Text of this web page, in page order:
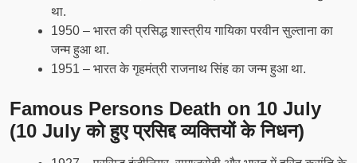
था.
1950 – भारत की प्रसिद्ध शास्त्रीय गायिका परवीन सुल्ताना का
जन्म हुआ था.
1951 – भारत के गृहमंत्री राजनाथ सिंह का जन्म हुआ था.
Famous Persons Death on 10 July
(10 July को हुए प्रसिद्द व्यक्तियों के निधन)